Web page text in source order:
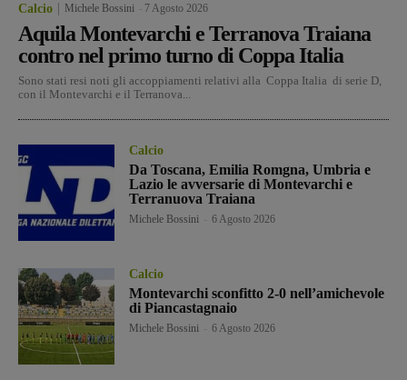
Calcio Michele Bossini 7 Agosto 2026
Aquila Montevarchi e Terranova Traiana
contro nel primo turno di Coppa Italia
Sono stati resi noti gli accoppiamenti relativi alla Coppa Italia di serie D,
con il Montevarchi e il Terranova...
Calcio
Da Toscana, Emilia Romgna, Umbria e
Lazio le avversarie di Montevarchi e
Terranuova Traiana
Michele Bossini 6 Agosto 2026
Calcio
Montevarchi sconfitto 2-0 nell’amichevole
di Piancastagnaio
Michele Bossini 6 Agosto 2026